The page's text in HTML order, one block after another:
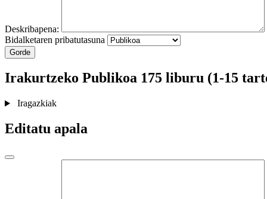
Deskribapena:
Bidalketaren pribatutasuna
Gorde
Irakurtzeko Publikoa 175 liburu (1-15
Iragazkiak
Editatu apala